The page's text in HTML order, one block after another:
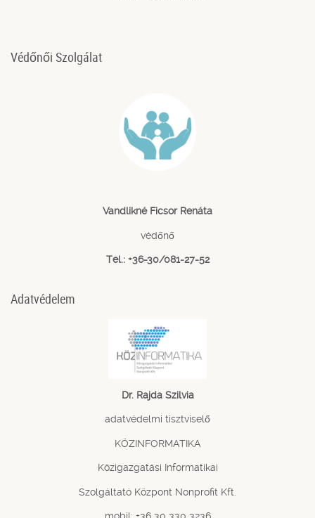
Védőnői Szolgálat
Vandlikné Ficsor Renáta
védőnő
Tel.: +36-30/081-27-52
Adatvédelem
Dr. Rajda Szilvia
adatvédelmi tisztviselő
KÖZINFORMATIKA
Közigazgatási Informatikai
Szolgáltató Központ Nonprofit Kft.